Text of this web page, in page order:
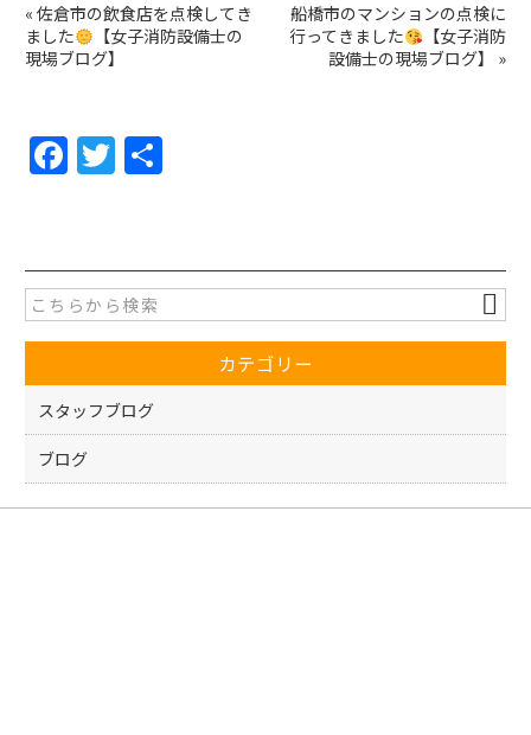
« 佐倉市の飲食店を点検してき
ました
【女子消防設備士の
現場ブログ】
船橋市のマンションの点検に
行ってきました
【女子消防
設備士の現場ブログ】
»
F
e
b
o
o
k
T
er
カテゴリー
スタッフブログ
ブログ